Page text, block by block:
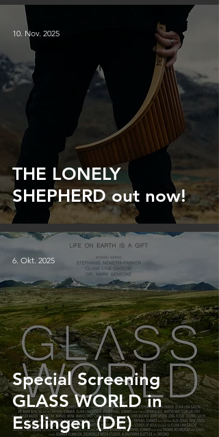
THE LONELY
SHEPHERD out now!
10. Nov. 2025
Special Screening
GLASS WORLD in
Esslingen (DE)
6. Okt. 2025